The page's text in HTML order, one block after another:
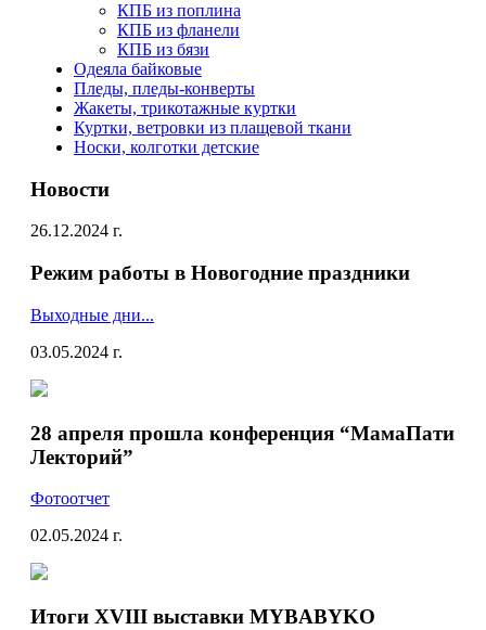
КПБ из поплина
КПБ из фланели
КПБ из бязи
Одеяла байковые
Пледы, пледы-конверты
Жакеты, трикотажные куртки
Куртки, ветровки из плащевой ткани
Носки, колготки детские
Новости
26.12.2024 г.
Режим работы в Новогодние праздники
Выходные дни...
03.05.2024 г.
28 апреля прошла конференция “МамаПати
Лекторий”
Фотоотчет
02.05.2024 г.
Итоги XVIII выставки MYBABYKO